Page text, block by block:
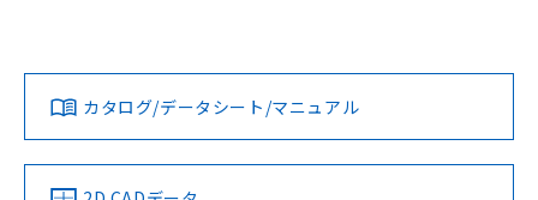
ダウンロードデータをご利用いただく前に、以下を必ずお読
みください。
ソフトウェアの使用条件
対応済み
カタログ/データシート/マニュアル